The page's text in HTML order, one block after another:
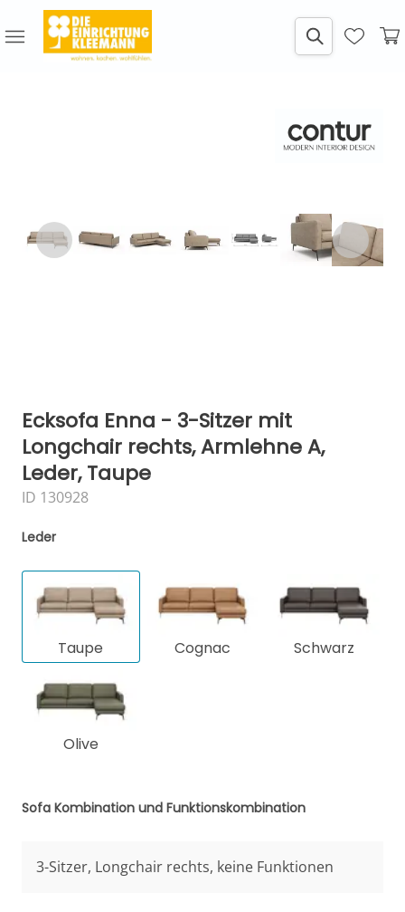
Ecksofa Enna - 3-Sitzer mit
Longchair rechts, Armlehne A,
Leder, Taupe
ID 130928
Leder
Taupe Cognac Schwarz
Olive
Sofa Kombination und Funktionskombination
3-Sitzer, Longchair rechts, keine Funktionen